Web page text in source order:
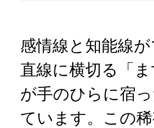
感情線と知能線
直線に横切る「
が手のひらに宿
ています。この